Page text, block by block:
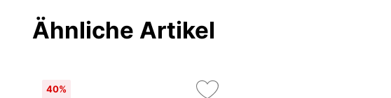
Ähnliche Artikel
40%